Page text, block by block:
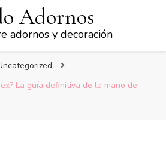
Adornos
adornos y decoración
La guía definitiva de la mano de